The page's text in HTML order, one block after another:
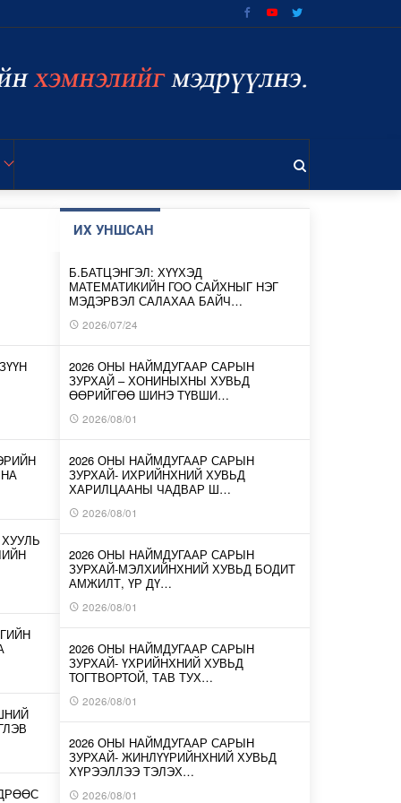
ИХ УНШСАН
Б.БАТЦЭНГЭЛ: ХҮҮХЭД
МАТЕМАТИКИЙН ГОО САЙХНЫГ НЭГ
МЭДЭРВЭЛ САЛАХАА БАЙЧ…
2026/07/24
2026 ОНЫ НАЙМДУГААР САРЫН
ЗУРХАЙ – ХОНИНЫХНЫ ХУВЬД
ӨӨРИЙГӨӨ ШИНЭ ТҮВШИ…
2026/08/01
2026 ОНЫ НАЙМДУГААР САРЫН
ЗУРХАЙ- ИХРИЙНХНИЙ ХУВЬД
ХАРИЛЦААНЫ ЧАДВАР Ш…
2026/08/01
2026 ОНЫ НАЙМДУГААР САРЫН
ЗУРХАЙ-МЭЛХИЙНХНИЙ ХУВЬД БОДИТ
АМЖИЛТ, ҮР ДҮ…
2026/08/01
2026 ОНЫ НАЙМДУГААР САРЫН
ЗУРХАЙ- ҮХРИЙНХНИЙ ХУВЬД
ТОГТВОРТОЙ, ТАВ ТУХ…
2026/08/01
2026 ОНЫ НАЙМДУГААР САРЫН
ЗУРХАЙ- ЖИНЛҮҮРИЙНХНИЙ ХУВЬД
ХҮРЭЭЛЛЭЭ ТЭЛЭХ…
2026/08/01